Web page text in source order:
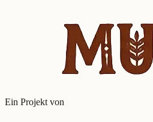
Ein Projekt von